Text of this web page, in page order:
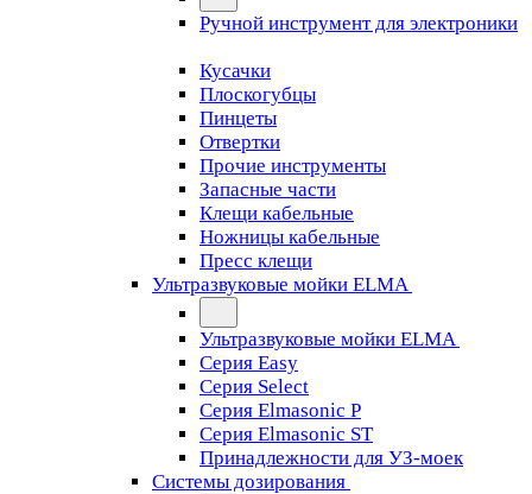
Ручной инструмент для электроники
Кусачки
Плоскогубцы
Пинцеты
Отвертки
Прочие инструменты
Запасные части
Клещи кабельные
Ножницы кабельные
Пресс клещи
Ультразвуковые мойки ELMA
Ультразвуковые мойки ELMA
Серия Easy
Серия Select
Серия Elmasonic P
Серия Elmasonic ST
Принадлежности для УЗ-моек
Системы дозирования